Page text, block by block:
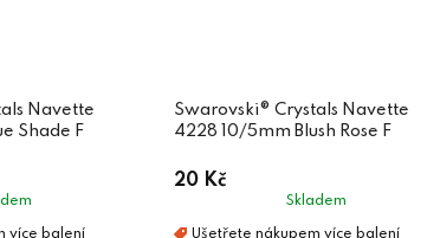
Navette
Shade F
Swarovski® Crystals Navette
4228 10/5mm Blush Rose F
20 Kč
Skladem